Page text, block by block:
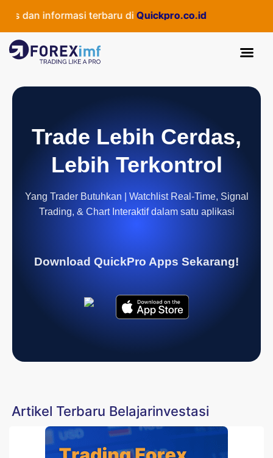
dan informasi terbaru di Quickpro.co.id
Trade Lebih Cerdas,
Lebih Terkontrol
Yang Trader Butuhkan | Watchlist Real-Time, Signal
Trading, & Chart Interaktif dalam satu aplikasi
Download QuickPro Apps Sekarang!
Artikel Terbaru Belajarinvestasi